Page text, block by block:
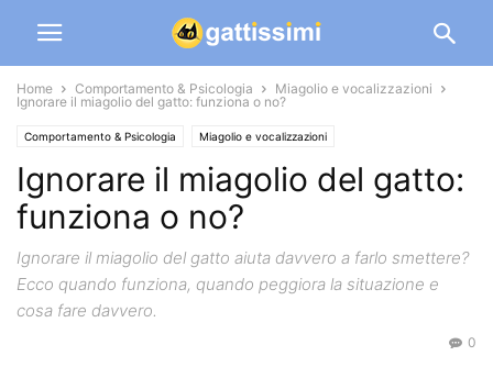
Home Comportamento & Psicologia
Miagolio e vocalizzazioni
Ignorare il miagolio del gatto: funziona o no?
Comportamento & Psicologia Miagolio e vocalizzazioni
Ignorare il miagolio del gatto:
funziona o no?
Ignorare il miagolio del gatto aiuta davvero a farlo smettere?
Ecco quando funziona, quando peggiora la situazione e
cosa fare davvero.
0